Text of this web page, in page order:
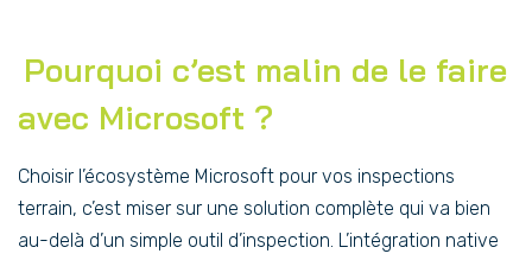
Pourquoi c’est malin de le faire
avec Microsoft ?
Choisir l’écosystème Microsoft pour vos inspections
terrain, c’est miser sur une solution complète qui va bien
au-delà d’un simple outil d’inspection. L’intégration native